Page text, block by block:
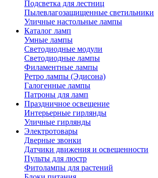
Подсветка для лестниц
Пылевлагозащищенные светильники
Уличные настольные лампы
Каталог ламп
Умные лампы
Светодиодные модули
Светодиодные лампы
Филаментные лампы
Ретро лампы (Эдисона)
Галогенные лампы
Патроны для ламп
Праздничное освещение
Интерьерные гирлянды
Уличные гирлянды
Электротовары
Дверные звонки
Датчики движения и освещенности
Пульты для люстр
Фитолампы для растений